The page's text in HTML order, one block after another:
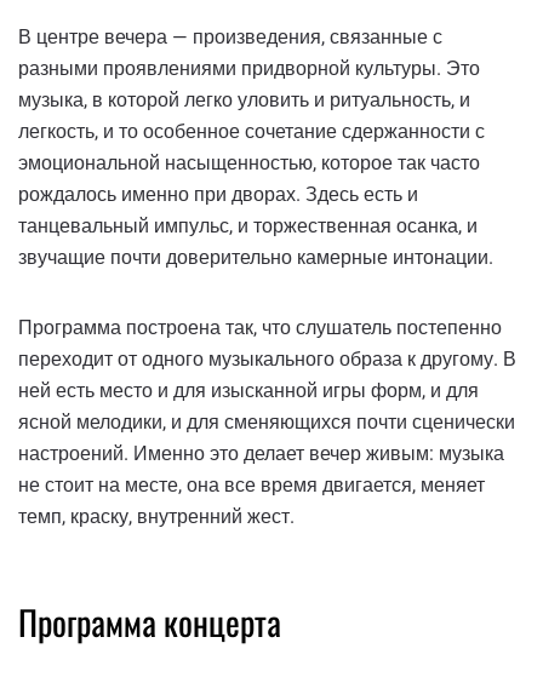
В центре вечера — произведения, связанные с
разными проявлениями придворной культуры. Это
музыка, в которой легко уловить и ритуальность, и
легкость, и то особенное сочетание сдержанности с
эмоциональной насыщенностью, которое так часто
рождалось именно при дворах. Здесь есть и
танцевальный импульс, и торжественная осанка, и
звучащие почти доверительно камерные интонации.
Программа построена так, что слушатель постепенно
переходит от одного музыкального образа к другому. В
ней есть место и для изысканной игры форм, и для
ясной мелодики, и для сменяющихся почти сценически
настроений. Именно это делает вечер живым: музыка
не стоит на месте, она все время двигается, меняет
темп, краску, внутренний жест.
Программа концерта